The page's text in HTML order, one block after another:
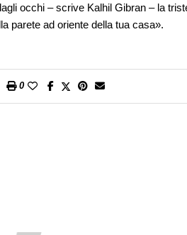
occhi – scrive Kalhil Gibran – la
parete ad oriente della tua casa».
0